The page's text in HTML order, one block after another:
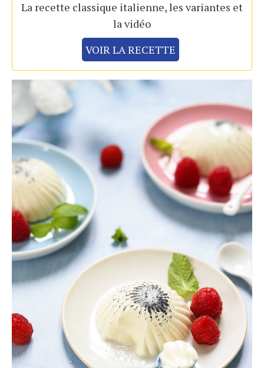
La recette classique italienne, les variantes et
la vidéo
VOIR LA RECETTE